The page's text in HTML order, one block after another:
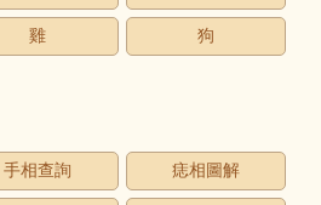
雞 狗
手相查詢 痣相圖解